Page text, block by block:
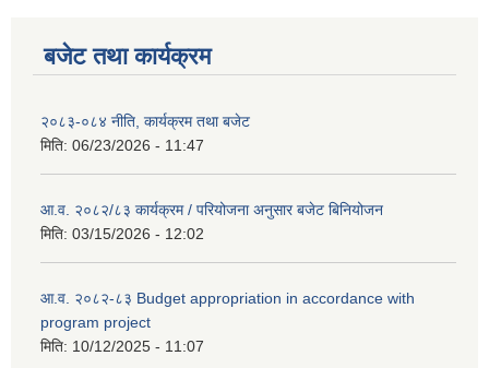
बजेट तथा कार्यक्रम
२०८३-०८४ नीति, कार्यक्रम तथा बजेट
मिति: 06/23/2026 - 11:47
आ.व. २०८२/८३ कार्यक्रम / परियोजना अनुसार बजेट बिनियोजन
मिति: 03/15/2026 - 12:02
आ.व. २०८२-८३ Budget appropriation in accordance with
program project
मिति: 10/12/2025 - 11:07